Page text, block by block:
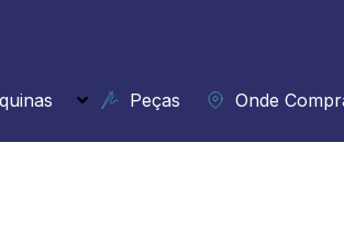
Peças Onde